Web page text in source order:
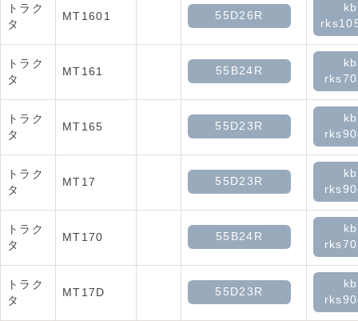
トラク
タ
MT1601 55D26R
トラク
タ
MT161 55B24R
トラク
タ
MT165 55D23R
トラク
タ
MT17 55D23R
トラク
タ
MT170 55B24R
トラク
タ
MT17D 55D23R